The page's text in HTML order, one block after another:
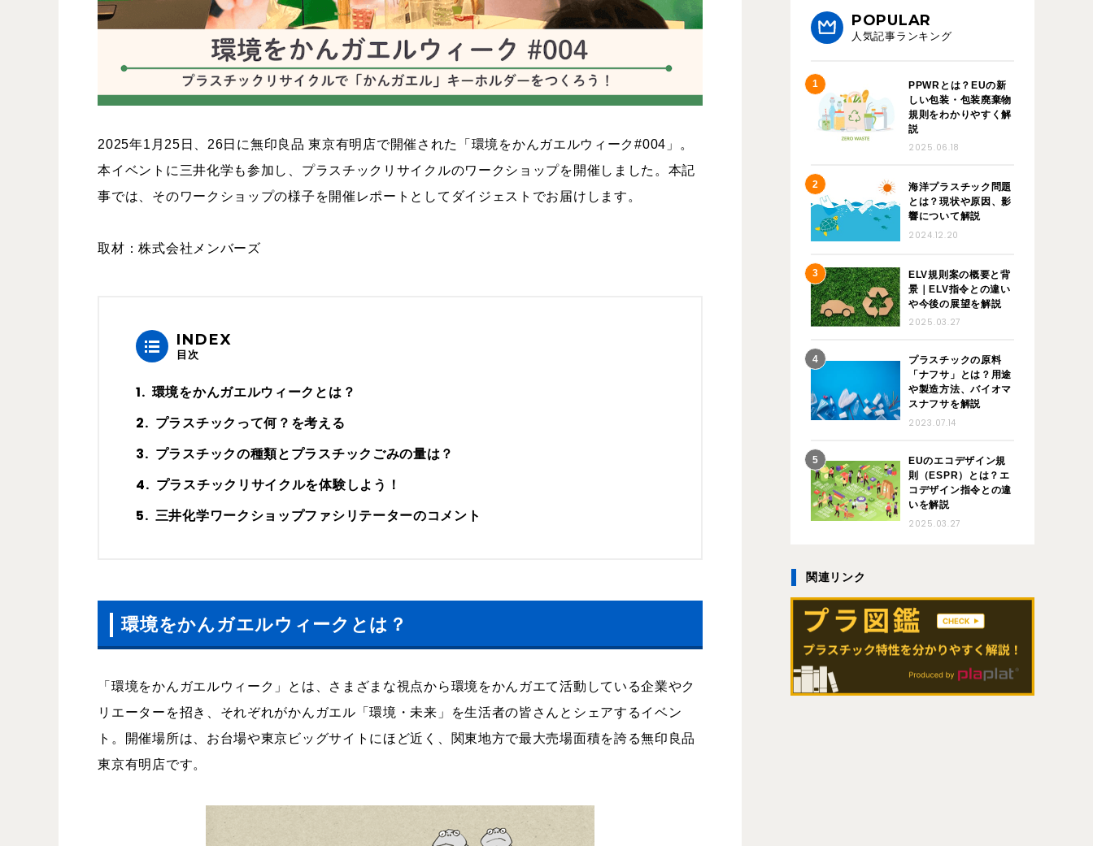
2025年1月25日、26日に無印良品 東京有明店で開催された「環境をかんガエルウィーク#004」。
本イベントに三井化学も参加し、プラスチックリサイクルのワークショップを開催しました。本記
事では、そのワークショップの様子を開催レポートとしてダイジェストでお届けします。
取材：株式会社メンバーズ
INDEX
目次
環境をかんガエルウィークとは？
プラスチックって何？を考える
プラスチックの種類とプラスチックごみの量は？
プラスチックリサイクルを体験しよう！
三井化学ワークショップファシリテーターのコメント
環境をかんガエルウィークとは？
「環境をかんガエルウィーク」とは、さまざまな視点から環境をかんガエて活動している企業やク
リエーターを招き、それぞれがかんガエル「環境・未来」を生活者の皆さんとシェアするイベン
ト。開催場所は、お台場や東京ビッグサイトにほど近く、関東地方で最大売場面積を誇る無印良品
東京有明店です。
POPULAR
人気記事ランキング
PPWRとは？EUの新
しい包装・包装廃棄物
規則をわかりやすく解
説
2025.06.18
海洋プラスチック問題
とは？現状や原因、影
響について解説
2024.12.20
ELV規則案の概要と背
景｜ELV指令との違い
や今後の展望を解説
2025.03.27
プラスチックの原料
「ナフサ」とは？用途
や製造方法、バイオマ
スナフサを解説
2023.07.14
EUのエコデザイン規
則（ESPR）とは？エ
コデザイン指令との違
いを解説
2025.03.27
関連リンク